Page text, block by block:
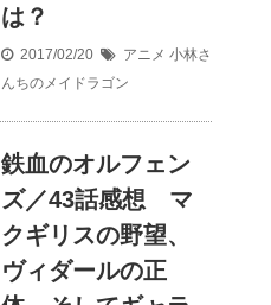
は？
2017/02/20 アニメ 小林さ
んちのメイドラゴン
鉄血のオルフェン
ズ／43話感想 マ
クギリスの野望、
ヴィダールの正